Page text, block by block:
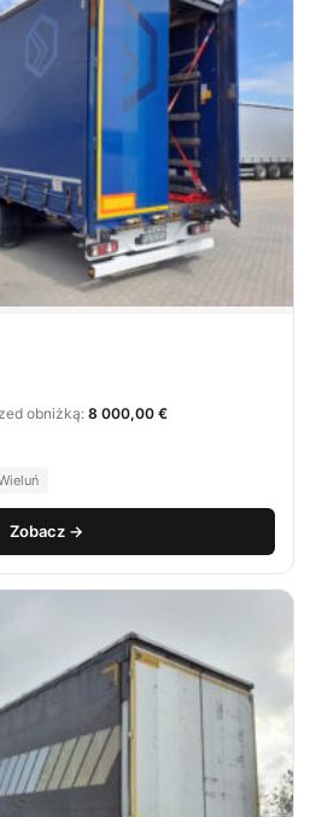
obniżką: 8 000,00 €
Zobacz →